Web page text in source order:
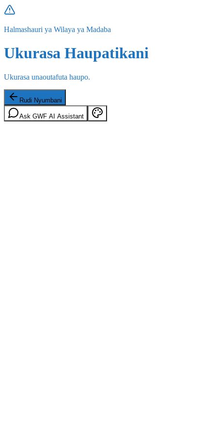
Halmashauri ya Wilaya ya Madaba
Ukurasa Haupatikani
Ukurasa unaoutafuta haupo.
Rudi Nyumbani
Ask GWF AI Assistant